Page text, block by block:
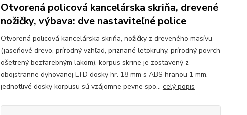
Otvorená policová kancelárska skriňa, drevené
nožičky, výbava: dve nastaviteľné police
Otvorená policová kancelárska skriňa, nožičky z dreveného masívu
(jaseňové drevo, prírodný vzhľad, priznané letokruhy, prírodný povrch
ošetrený bezfarebným lakom), korpus skrine je zostavený z
obojstranne dyhovanej LTD dosky hr. 18 mm s ABS hranou 1 mm,
jednotlivé dosky korpusu sú vzájomne pevne spo... celý popis